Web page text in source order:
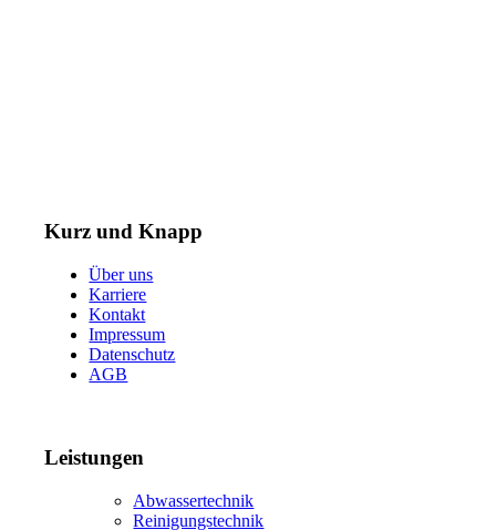
Kurz und Knapp
Über uns
Karriere
Kontakt
Impressum
Datenschutz
AGB
Leistungen
Abwassertechnik
Reinigungstechnik